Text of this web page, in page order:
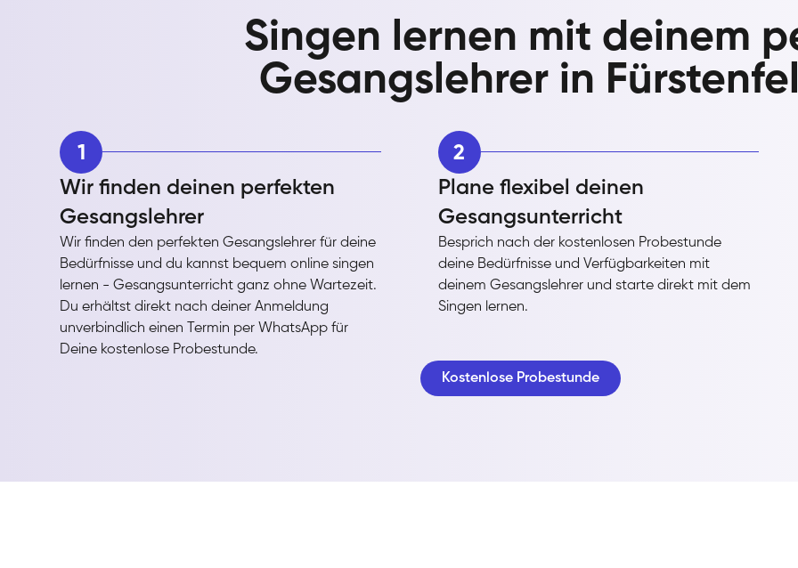
Singen lernen mit deinem
Gesangslehrer in
1
Wir finden deinen perfekten
Gesangslehrer
Wir finden den perfekten Gesangslehrer für deine
Bedürfnisse und du kannst bequem online singen
lernen - Gesangsunterricht ganz ohne Wartezeit.
Du erhältst direkt nach deiner Anmeldung
unverbindlich einen Termin per WhatsApp für
Deine kostenlose Probestunde.
2
Plane flexibel deinen
Gesangsunterricht
Besprich nach der kostenlosen Probestunde
deine Bedürfnisse und Verfügbarkeiten mit
deinem Gesangslehrer und starte direkt mit dem
Singen lernen.
Kostenlose Probestunde